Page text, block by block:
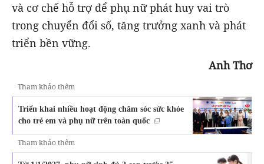
và cơ chế hỗ trợ để phụ nữ phát huy vai trò
trong chuyển đổi số, tăng trưởng xanh và phát
triển bền vững.
Anh Thơ
Tham khảo thêm
Triển khai nhiều hoạt động chăm sóc sức khỏe
cho trẻ em và phụ nữ trên toàn quốc
Tham khảo thêm